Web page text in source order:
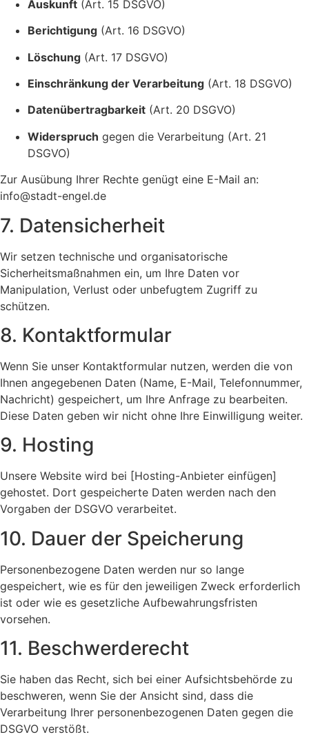
Auskunft (Art. 15 DSGVO)
Berichtigung (Art. 16 DSGVO)
Löschung (Art. 17 DSGVO)
Einschränkung der Verarbeitung (Art. 18 DSGVO)
Datenübertragbarkeit (Art. 20 DSGVO)
Widerspruch gegen die Verarbeitung (Art. 21
DSGVO)
Zur Ausübung Ihrer Rechte genügt eine E-Mail an:
info@stadt-engel.de
7. Datensicherheit
Wir setzen technische und organisatorische
Sicherheitsmaßnahmen ein, um Ihre Daten vor
Manipulation, Verlust oder unbefugtem Zugriff zu
schützen.
8. Kontaktformular
Wenn Sie unser Kontaktformular nutzen, werden die von
Ihnen angegebenen Daten (Name, E-Mail, Telefonnummer,
Nachricht) gespeichert, um Ihre Anfrage zu bearbeiten.
Diese Daten geben wir nicht ohne Ihre Einwilligung weiter.
9. Hosting
Unsere Website wird bei [Hosting-Anbieter einfügen]
gehostet. Dort gespeicherte Daten werden nach den
Vorgaben der DSGVO verarbeitet.
10. Dauer der Speicherung
Personenbezogene Daten werden nur so lange
gespeichert, wie es für den jeweiligen Zweck erforderlich
ist oder wie es gesetzliche Aufbewahrungsfristen
vorsehen.
11. Beschwerderecht
Sie haben das Recht, sich bei einer Aufsichtsbehörde zu
beschweren, wenn Sie der Ansicht sind, dass die
Verarbeitung Ihrer personenbezogenen Daten gegen die
DSGVO verstößt.